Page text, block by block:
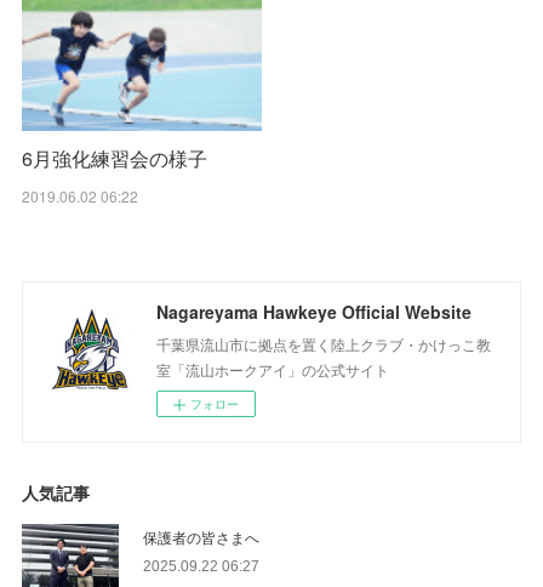
6月強化練習会の様子
2019.06.02 06:22
Nagareyama Hawkeye Official Website
千葉県流山市に拠点を置く陸上クラブ・かけっこ教
室「流山ホークアイ」の公式サイト
フォロー
人気記事
保護者の皆さまへ
2025.09.22 06:27